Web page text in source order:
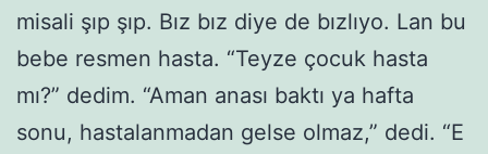
misali şıp şıp. Bız bız diye de bızlıyo. Lan bu
bebe resmen hasta. “Teyze çocuk hasta
mı?” dedim. “Aman anası baktı ya hafta
sonu, hastalanmadan gelse olmaz,” dedi. “E